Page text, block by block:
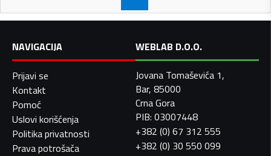
NAVIGACIJA
Prijavi se
Kontakt
Pomoć
Uslovi korišćenja
Politika privatnosti
Prava potrošača
WEBLAB D.O.O.
Jovana Tomaševića 1,
Bar, 85000
Crna Gora
PIB: 03007448
+382 (0) 67 312 555
+382 (0) 30 550 099